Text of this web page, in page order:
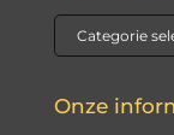
Onze